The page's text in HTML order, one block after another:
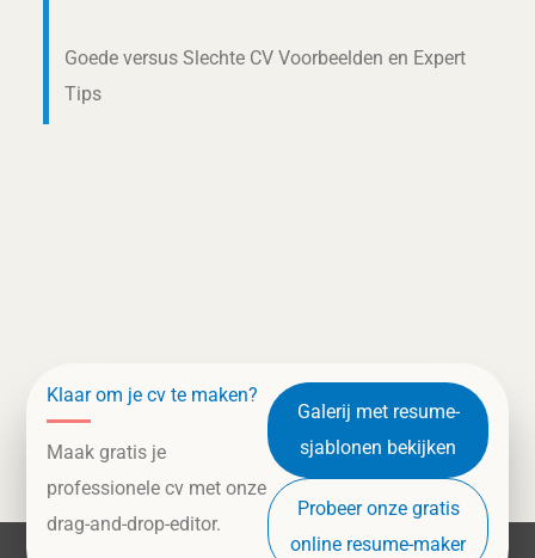
Goede versus Slechte CV Voorbeelden en Expert
Tips
Klaar om je cv te maken?
Maak gratis je
professionele cv met onze
drag-and-drop-editor.
Galerij met resume-
sjablonen bekijken
Probeer onze gratis
online resume-maker